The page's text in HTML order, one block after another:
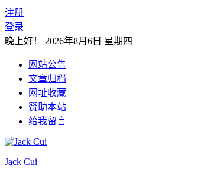
注册
登录
晚上好！ 2026年8月6日 星期四
网站公告
文章归档
网址收藏
赞助本站
给我留言
Jack Cui